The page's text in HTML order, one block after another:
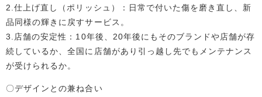
2.仕上げ直し（ポリッシュ）：日常で付いた傷を磨き直し、新
品同様の輝きに戻すサービス。
3.店舗の安定性：10年後、20年後にもそのブランドや店舗が存
続しているか、全国に店舗があり引っ越し先でもメンテナンス
が受けられるか。
〇デザインとの兼ね合い